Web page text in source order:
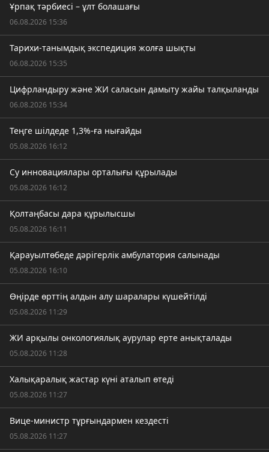
Ұрпақ тәрбиесі – ұлт болашағы
06.08.2026 15:36
Тарихи-танымдық экспедиция жолға шықты
06.08.2026 15:35
Цифрландыру және ЖИ саласын дамыту жайы талқыланды
06.08.2026 15:34
Теңге шілдеде 1,3%-ға нығайды
05.08.2026 16:12
Су инновациялары орталығы құрылады
05.08.2026 16:12
Қолтаңбасы дара құрылысшы
05.08.2026 16:11
Қарауылтөбеде дәрігерлік амбулатория салынады
05.08.2026 16:10
Өңірде өрттің алдын алу шаралары күшейтілді
05.08.2026 11:29
ЖИ арқылы онкологиялық аурулар ерте анықталады
05.08.2026 11:28
Халықаралық жастар күні аталып өтеді
05.08.2026 11:27
Вице-министр тұрғындармен кездесті
05.08.2026 11:27